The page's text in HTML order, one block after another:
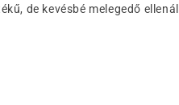
de kevésbé melegedő